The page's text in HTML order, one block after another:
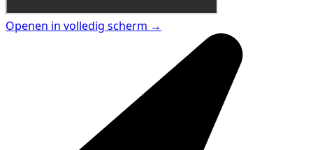
Openen in volledig scherm →